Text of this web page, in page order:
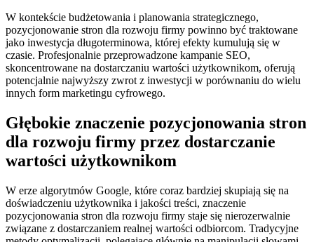
W kontekście budżetowania i planowania strategicznego,
pozycjonowanie stron dla rozwoju firmy powinno być traktowane
jako inwestycja długoterminowa, której efekty kumulują się w
czasie. Profesjonalnie przeprowadzone kampanie SEO,
skoncentrowane na dostarczaniu wartości użytkownikom, oferują
potencjalnie najwyższy zwrot z inwestycji w porównaniu do wielu
innych form marketingu cyfrowego.
Głębokie znaczenie pozycjonowania stron
dla rozwoju firmy przez dostarczanie
wartości użytkownikom
W erze algorytmów Google, które coraz bardziej skupiają się na
doświadczeniu użytkownika i jakości treści, znaczenie
pozycjonowania stron dla rozwoju firmy staje się nierozerwalnie
związane z dostarczaniem realnej wartości odbiorcom. Tradycyjne